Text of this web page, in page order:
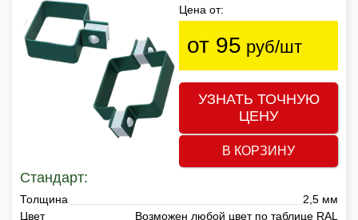
Цена от:
от 95 руб/шт
УЗНАТЬ ТОЧНУЮ
ЦЕНУ
В КОРЗИНУ
Стандарт:
Толщина
2,5 мм
Цвет
Возможен любой цвет по таблице RAL